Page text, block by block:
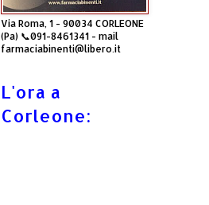
Via Roma, 1 - 90034 CORLEONE
(Pa) 📞091-8461341 - mail
farmaciabinenti@libero.it
L'ora a
Corleone: